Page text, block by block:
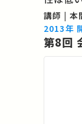
が違う
では、
題の所
講師 | 本
2013年